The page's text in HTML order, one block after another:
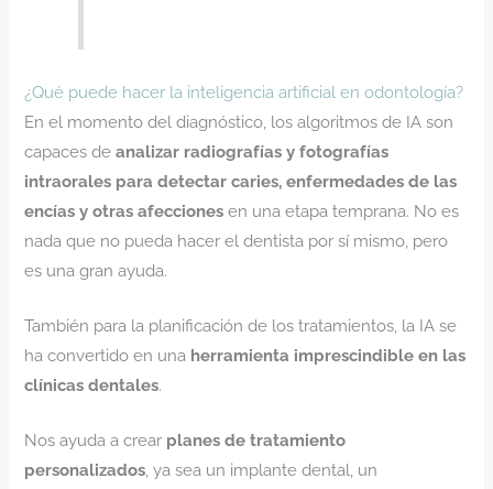
¿Qué puede hacer la inteligencia artificial en odontología?
En el momento del diagnóstico, los algoritmos de IA son
capaces deanalizar radiografías y fotografías
intraorales para detectar caries, enfermedades de las
encías y otras afecciones en una etapa temprana. No es
nada que no pueda hacer el dentista por sí mismo, pero
es una gran ayuda.
También para la planificación de los tratamientos, la IA se
ha convertido en una herramienta imprescindible en las
clínicas dentales.
Nos ayuda a crear planes de tratamiento
personalizados , ya sea un implante dental, un